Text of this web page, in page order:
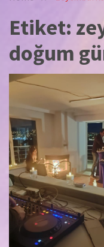
Etiket:
doğum